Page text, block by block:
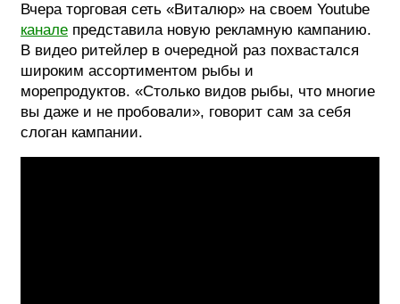
Вчера торговая сеть «Виталюр» на своем Youtube
канале представила новую рекламную кампанию.
В видео ритейлер в очередной раз похвастался
широким ассортиментом рыбы и
морепродуктов. «Столько видов рыбы, что многие
вы даже и не пробовали», говорит сам за себя
слоган кампании.
БИЗНЕС И
ТЕХНОЛОГИИ
ФЕСТИВАЛИ
ФОТОГРАФИЯ